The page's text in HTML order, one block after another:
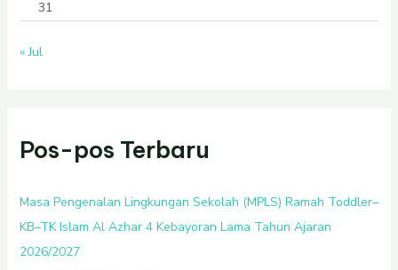
31
« Jul
Pos-pos Terbaru
Masa Pengenalan Lingkungan Sekolah (MPLS) Ramah Toddler–
KB–TK Islam Al Azhar 4 Kebayoran Lama Tahun Ajaran
2026/2027